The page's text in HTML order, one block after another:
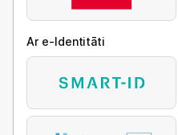
Ar e-Identitāti